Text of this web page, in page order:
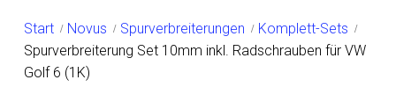
Start Novus Spurverbreiterungen
Komplett-Sets
Spurverbreiterung Set 10mm inkl. Radschrauben für VW
Golf 6 (1K)